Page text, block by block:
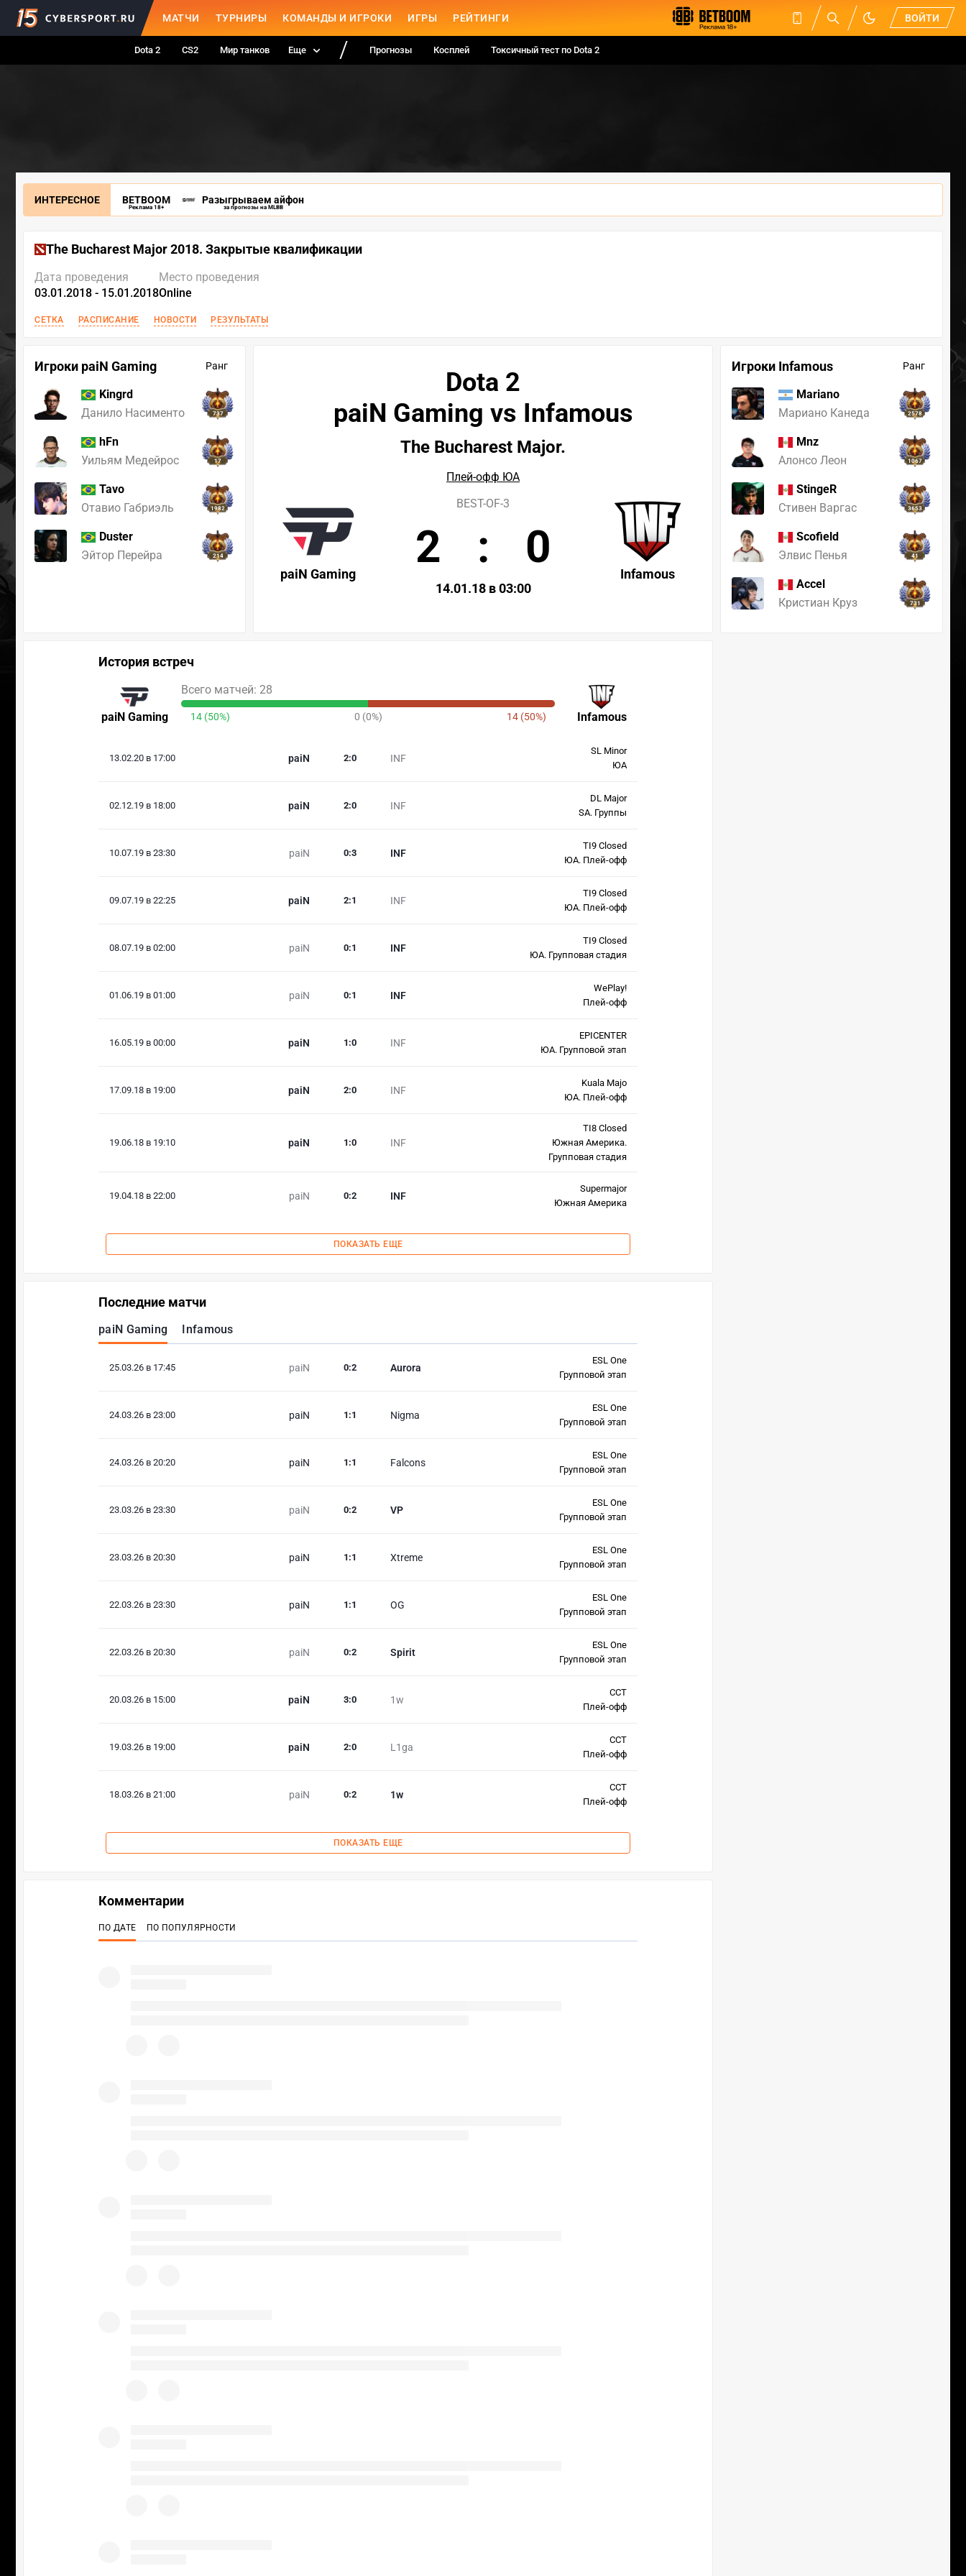
МАТЧИ ТУРНИРЫ КОМАНДЫ И ИГРОКИ ИГРЫ РЕЙТИНГИ ВОЙТИ
Dota 2 CS2 Мир танков Еще Прогнозы Косплей Токсичный тест по Dota 2
ИНТЕРЕСНОЕ BETBOOM
Реклама 18+
Разыгрываем айфон
за прогнозы на MLBB
The Bucharest Major 2018. Закрытые квалификации
Дата проведения
03.01.2018 - 15.01.2018
Место проведения
Online
СЕТКА РАСПИСАНИЕ НОВОСТИ РЕЗУЛЬТАТЫ
Игроки paiN Gaming Ранг
Kingrd
Данило Насименто
737
hFn
Уильям Медейрос
17
Tavo
Отавио Габриэль
1982
Duster
Эйтор Перейра
214
Игроки Infamous Ранг
Mariano
Мариано Канеда
2578
Mnz
Алонсо Леон
1067
StingeR
Стивен Варгас
3653
Scofield
Элвис Пенья
41
Accel
Кристиан Круз
731
Dota 2
paiN Gaming vs Infamous
The Bucharest Major.
Плей-офф ЮА
paiN Gaming Infamous
BEST-OF-3
2 : 0
14.01.18 в 03:00
История встреч
paiN Gaming Infamous
Всего матчей: 28
14 (50%) 0 (0%) 14 (50%)
13.02.20 в 17:00 paiN INF
2:0
SL Minor
ЮА
02.12.19 в 18:00 paiN INF
2:0
DL Major
SA. Группы
10.07.19 в 23:30 paiN INF
0:3
TI9 Closed
ЮА. Плей-офф
09.07.19 в 22:25 paiN INF
2:1
TI9 Closed
ЮА. Плей-офф
08.07.19 в 02:00 paiN INF
0:1
TI9 Closed
ЮА. Групповая стадия
01.06.19 в 01:00 paiN INF
0:1
WePlay!
Плей-офф
16.05.19 в 00:00 paiN INF
1 :0
EPICENTER
ЮА. Групповой этап
17.09.18 в 19:00 paiN INF
2:0
Kuala Majo
ЮА. Плей-офф
19.06.18 в 19:10 paiN INF
1 :0
TI8 Closed
Южная Америка.
Групповая стадия
19.04.18 в 22:00 paiN INF
0:2
Supermajor
Южная Америка
ПОКАЗАТЬ ЕЩЕ
Последние матчи
paiN Gaming Infamous
25.03.26 в 17:45 paiN Aurora
0:2
ESL One
Групповой этап
24.03.26 в 23:00 paiN Nigma
1 :1
ESL One
Групповой этап
24.03.26 в 20:20 paiN Falcons
1 :1
ESL One
Групповой этап
23.03.26 в 23:30 paiN VP
0:2
ESL One
Групповой этап
23.03.26 в 20:30 paiN Xtreme
1 :1
ESL One
Групповой этап
22.03.26 в 23:30 paiN OG
1 :1
ESL One
Групповой этап
22.03.26 в 20:30 paiN Spirit
0:2
ESL One
Групповой этап
20.03.26 в 15:00 paiN 1w
3:0
CCT
Плей-офф
19.03.26 в 19:00 paiN L1ga
2:0
CCT
Плей-офф
18.03.26 в 21:00 paiN 1w
0:2
CCT
Плей-офф
ПОКАЗАТЬ ЕЩЕ
Комментарии
ПО ДАТЕ ПО ПОПУЛЯРНОСТИ